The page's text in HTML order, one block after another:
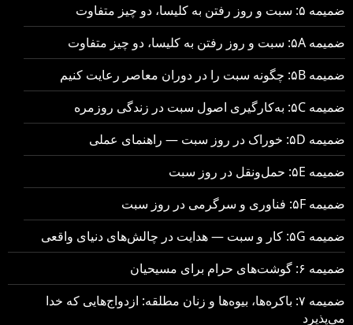
ضمیمه ۵: سبت و روز رفتن به کلیسا، دو چیز متفاوت
ضمیمه ۵A: سبت و روز رفتن به کلیسا، دو چیز متفاوت
ضمیمه ۵B: چگونه سبت را در دوران معاصر رعایت کنیم
ضمیمه ۵C: به‌کارگیری اصول سبت در زندگی روزمره
ضمیمه ۵D: خوراک در روز سبت — راهنمای عملی
ضمیمه ۵E: حمل‌ونقل در روز سبت
ضمیمه ۵F: فناوری و سرگرمی در روز سبت
ضمیمه ۵G: کار و سبت — هدایت در چالش‌های دنیای واقعی
ضمیمه ۶: گوشت‌های حرام برای مسیحیان
ضمیمه ۷: باکره‌ها، بیوه‌ها و زنان مطلقه: ازدواج‌هایی که خدا
می‌پذیرد